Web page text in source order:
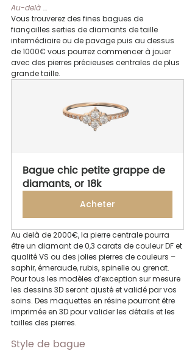
Au-delà …
Vous trouverez des fines bagues de
fiançailles serties de diamants de taille
intermédiaire ou de pavage puis au dessus
de 1000€ vous pourrez commencer à jouer
avec des pierres précieuses centrales de plus
grande taille.
Bague chic petite grappe de
diamants, or 18k
Acheter
Au delà de 2000€, la pierre centrale pourra
être un diamant de 0,3 carats de couleur DF et
qualité VS ou des jolies pierres de couleurs –
saphir, émeraude, rubis, spinelle ou grenat.
Pour tous les modèles d’exception sur mesure
les dessins 3D seront ajusté et validé par vos
soins. Des maquettes en résine pourront être
imprimée en 3D pour valider les détails et les
tailles des pierres.
Style de bague